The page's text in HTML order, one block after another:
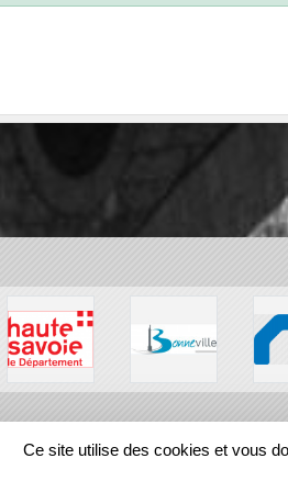
Ce site utilise des cookies et vous